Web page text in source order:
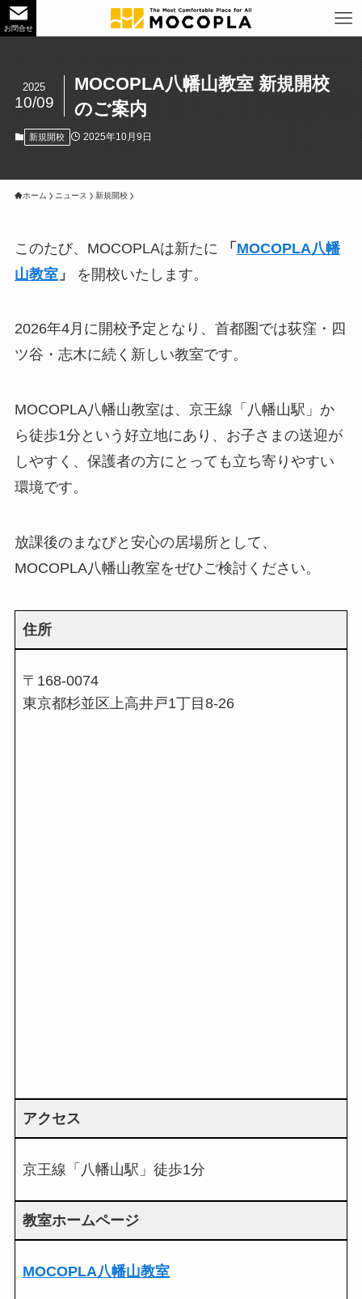
お問合せ
MOCOPLA八幡山教室 新規開校
のご案内
2025
10/09
新規開校 2025年10月9日
ホーム ニュース 新規開校
このたび、MOCOPLAは新たに 「 MOCOPLA八幡
山教室」 を開校いたします。
2026年4月に開校予定となり、首都圏では荻窪・四
ツ谷・志木に続く新しい教室です。
MOCOPLA八幡山教室は、京王線「八幡山駅」か
ら徒歩1分という好立地にあり、お子さまの送迎が
しやすく、保護者の方にとっても立ち寄りやすい
環境です。
放課後のまなびと安心の居場所として、
MOCOPLA八幡山教室をぜひご検討ください。
住所
〒168-0074
東京都杉並区上高井戸1丁目8-26
アクセス
京王線「八幡山駅」徒歩1分
教室ホームページ
MOCOPLA八幡山教室